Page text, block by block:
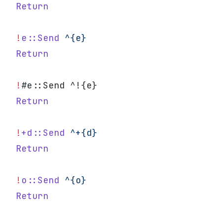
Return
! e::Send ^{e}
Return
! #e::Send ^!{e}
Return
! +d::Send ^+{d}
Return
! o::Send ^{o}
Return